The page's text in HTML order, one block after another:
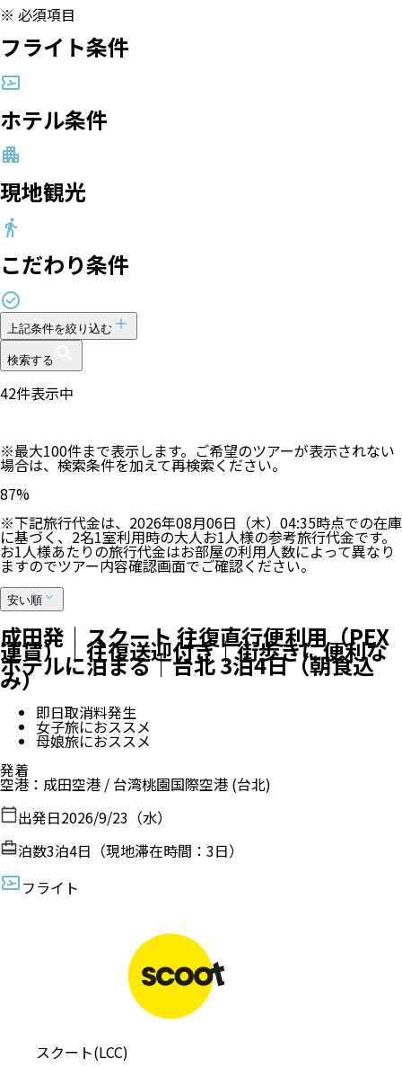
※ 必須項目
フライト条件
ホテル条件
現地観光
こだわり条件
上記条件を絞り込む
検索する
43件表示中
※最大100件まで表示します。ご希望のツアーが表示されない
場合は、検索条件を加えて再検索ください。
87%
※下記旅行代金は、 2026年08月06日（木）04:35時点での在庫
に基づく、2名1室利用時の大人お1人様の参考旅行代金です。
お1人様あたりの旅行代金はお部屋の利用人数によって異なり
ますのでツアー内容確認画面でご確認ください。
安い順
成田発｜スクート 往復直行便利用（PEX
運賃）｜往復送迎付き｜街歩きに便利な
ホテルに泊まる｜台北 3泊4日（朝食込
み）
即日取消料発生
女子旅におススメ
母娘旅におススメ
発着
空港 ： 成田空港 /台湾桃園国際空港 (台北)
出発日2026/9/23（水）
泊数3泊4日（現地滞在時間： 3日）
フライト
スクート(LCC)